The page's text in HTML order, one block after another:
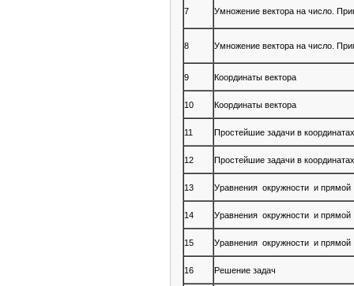
7 Умножение вектора на число.
8 Умножение вектора на число.
9 Координаты вектора
10 Координаты вектора
11 Простейшие задачи в координатах
12 Простейшие задачи в координатах
13 Уравнения окружности и прямой
14 Уравнения окружности и прямой
15 Уравнения окружности и прямой
16 Решение задач